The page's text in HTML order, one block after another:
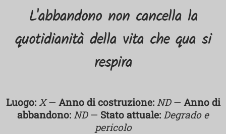
L'abbandono non cancella la
quotidianità della vita che qua si
respira
Luogo: X— Anno di costruzione: ND— Anno di
abbandono: ND— Stato attuale: Degrado e
pericolo